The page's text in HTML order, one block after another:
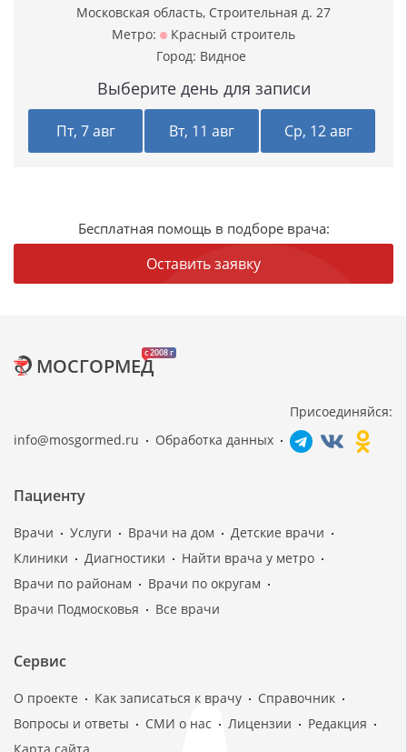
Московская область, Строительная д. 27
Метро:
Красный строитель
Город: Видное
Выберите день для записи
Пт, 7 авг Вт, 11 авг Ср, 12 авг
Бесплатная помощь в подборе врача:
Оставить заявку
c 2008 г
МОСГОРМЕД
info@mosgormed.ru Обработка данных
Присоединяйся:
Пациенту
Врачи Услуги Врачи на дом
Детские врачи
Клиники
Диагностики
Найти врача у метро
Врачи по районам
Врачи по округам
Врачи Подмосковья
Все врачи
Сервис
О проекте Как записаться к врачу
Справочник
Вопросы и ответы
СМИ о нас Лицензии
Редакция